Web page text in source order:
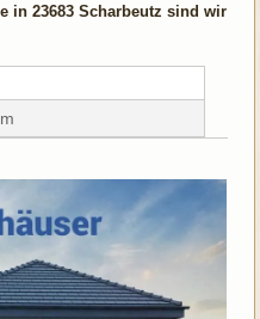
in 23683 Scharbeutz sind wir